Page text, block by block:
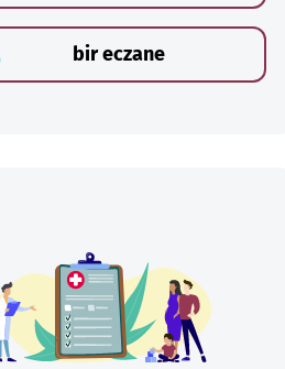
bir eczane